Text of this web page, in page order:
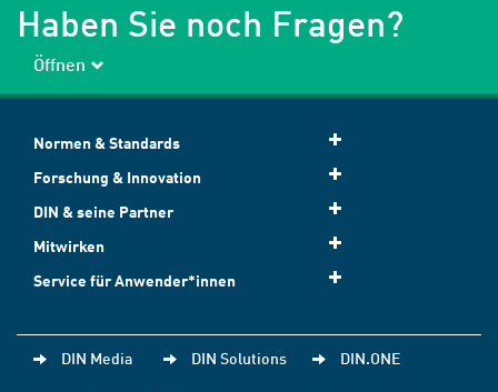
Haben Sie noch Fragen?
Öffnen
Normen & Standards
Forschung & Innovation
DIN & seine Partner
Mitwirken
Service für Anwender*innen
DIN Media DIN Solutions DIN.ONE